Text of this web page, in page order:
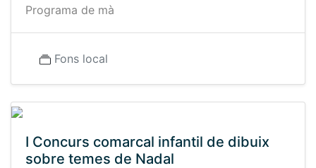
Programa de mà
Fons local
I Concurs comarcal infantil de dibuix
sobre temes de Nadal